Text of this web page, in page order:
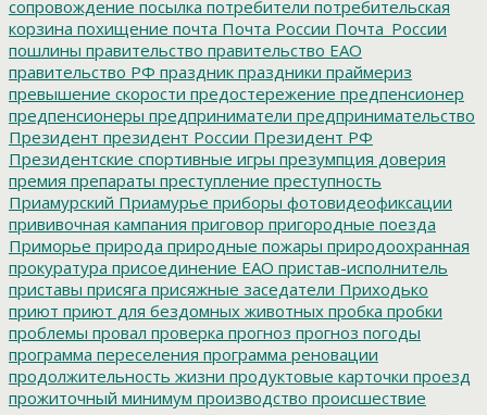
сопровождение посылка потребители потребительская
корзина похищение почта Почта России Почта_России
пошлины правительство правительство ЕАО
правительство РФ праздник праздники праймериз
превышение скорости предостережение предпенсионер
предпенсионеры предприниматели предпринимательство
Президент президент России Президент РФ
Президентские спортивные игры презумпция доверия
премия препараты преступление преступность
Приамурский Приамурье приборы фотовидеофиксации
прививочная кампания приговор пригородные поезда
Приморье природа природные пожары природоохранная
прокуратура присоединение ЕАО пристав-исполнитель
приставы присяга присяжные заседатели Приходько
приют приют для бездомных животных пробка пробки
проблемы провал проверка прогноз прогноз погоды
программа переселения программа реновации
продолжительность жизни продуктовые карточки проезд
прожиточный минимум производство происшествие